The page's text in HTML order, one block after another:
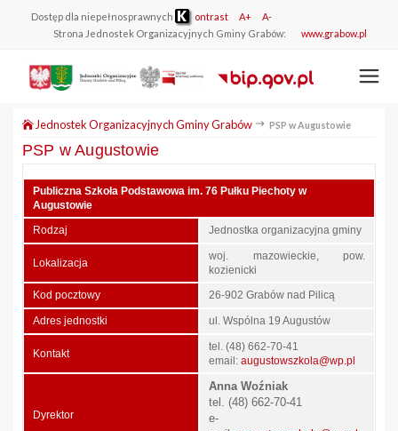
Dostęp dla niepełnosprawnych ontrast A+
A-
Strona Jednostek Organizacyjnych Gminy Grabów:
www.grabow.pl
Jednostek Organizacyjnych Gminy Grabów PSP w Augustowie
PSP w Augustowie
Publiczna Szkoła Podstawowa im. 76 Pułku Piechoty w
Augustowie
Rodzaj
Jednostka organizacyjna gminy
Lokalizacja
woj. mazowieckie, pow.
kozienicki
Kod pocztowy
26-902 Grabów nad Pilicą
Adres jednostki ul. Wspólna 19 Augustów
Kontakt
tel. (48) 662-70-41
email: augustowszkola@wp.pl
Dyrektor
Anna Woźniak
tel. (48) 662-70-41
e-